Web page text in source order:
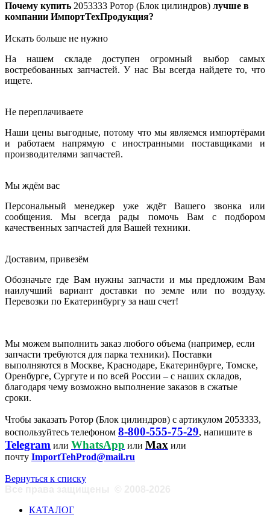
Почему купить 2053333 Ротор (Блок цилиндров) лучше в
компании ИмпортТехПродукция?
Искать больше не нужно
На нашем складе доступен огромный выбор самых
востребованных запчастей. У нас Вы всегда найдете то, что
ищете.
Не переплачиваете
Наши цены выгодные, потому что мы являемся импортёрами
и работаем напрямую с иностранными поставщиками и
производителями запчастей.
Мы ждём вас
Персональный менеджер уже ждёт Вашего звонка или
сообщения. Мы всегда рады помочь Вам с подбором
качественных запчастей для Вашей техники.
Доставим, привезём
Обозначьте где Вам нужны запчасти и мы предложим Вам
наилучший вариант доставки по земле или по воздуху.
Перевозки по Екатеринбургу за наш счет!
Мы можем выполнить заказ любого объема (например, если
запчасти требуются для парка техники). Поставки
выполняются в Москве, Краснодаре, Екатеринбурге, Томске,
Оренбурге, Сургуте и по всей России – с наших складов,
благодаря чему возможно выполнение заказов в сжатые
сроки.
Чтобы заказать Ротор (Блок цилиндров) с артикулом 2053333,
воспользуйтесь телефоном 8-800-555-75-29, напишите в
Telegram или WhatsApp или Max или
почту ImportTehProd@mail.ru
Вернуться к списку
КАТАЛОГ